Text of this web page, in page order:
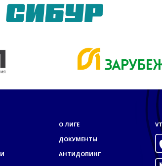
О ЛИГЕ
ДОКУМЕНТЫ
АНТИДОПИНГ